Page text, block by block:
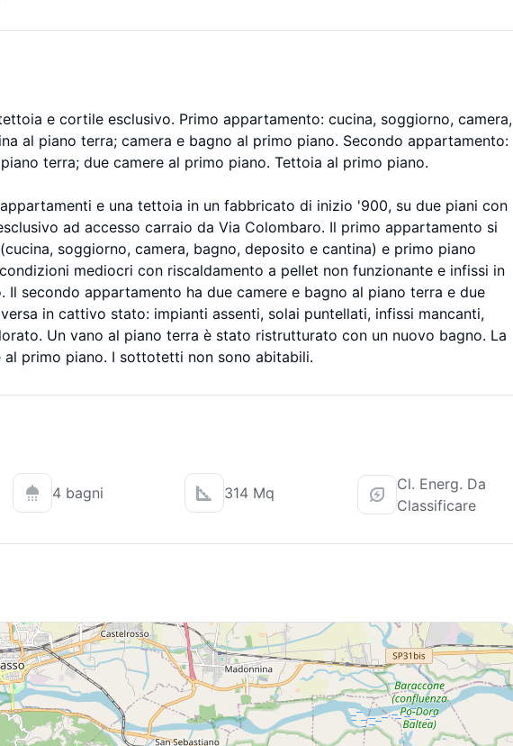
e cortile esclusivo. Primo appartamento: cucina, soggiorno, camera,
al piano terra; camera e bagno al primo piano. Secondo appartamento:
terra; due camere al primo piano. Tettoia al primo piano.
e una tettoia in un fabbricato di inizio '900, su due piani con
ad accesso carraio da Via Colombaro. Il primo appartamento si
soggiorno, camera, bagno, deposito e cantina) e primo piano
mediocri con riscaldamento a pellet non funzionante e infissi in
Il secondo appartamento ha due camere e bagno al piano terra e due
in cattivo stato: impianti assenti, solai puntellati, infissi mancanti,
Un vano al piano terra è stato ristrutturato con un nuovo bagno. La
primo piano. I sottotetti non sono abitabili.
4 bagni 314 Mq
Cl. Energ. Da
Classificare